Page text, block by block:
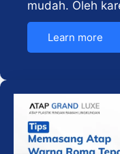
mudah. Oleh
Learn more